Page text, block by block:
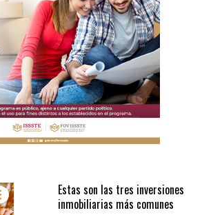
Estas son las tres inversiones
inmobiliarias más comunes